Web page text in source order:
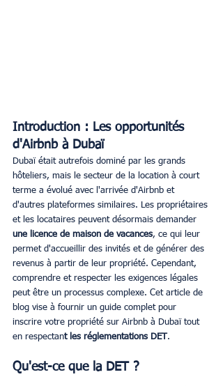
Introduction : Les opportunités
d'Airbnb à Dubaï
Dubaï était autrefois dominé par les grands
hôteliers, mais le secteur de la location à court
terme a évolué avec l'arrivée d'Airbnb et
d'autres plateformes similaires. Les propriétaires
et les locataires peuvent désormais demander
une licence de maison de vacances, ce qui leur
permet d'accueillir des invités et de générer des
revenus à partir de leur propriété. Cependant,
comprendre et respecter les exigences légales
peut être un processus complexe. Cet article de
blog vise à fournir un guide complet pour
inscrire votre propriété sur Airbnb à Dubaï tout
en respectant les réglementations DET .
Qu'est-ce que la DET ?